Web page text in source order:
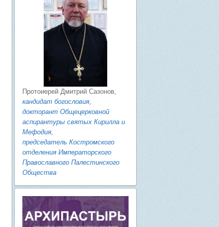
Протоиерей Дмитрий Сазонов,
кандидат богословия,
докторант Общецерковной
аспирантуры святых Кирилла и
Мефодия,
председатель Костромского
отделения Императорского
Православного Палестинского
Общества